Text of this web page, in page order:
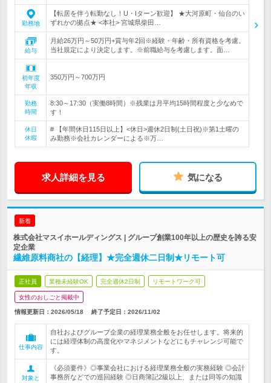
勤務地
【転居を伴う転勤なし！U・Iターン歓迎】 ★大河原町・仙台のい
ずれかの拠点★ <本社> 宮城県柴田…
給与
月給26万円～50万円+賞与年2回※経験・年齢・所有資格を考慮。
当社規定により決定します。※前職給与を考慮します。面…
初年度
年収
350万円～700万円
勤務
時間
8:30～17:30（実働8時間）※残業は月平均15時間程度と少なめで
す！
休日
休暇
# 【年間休日115日以上】<休日>週休2日制(土日祝)※第1土曜の
み勤務※会社カレンダーによる※万…
求人詳細を見る 気になる
新着
株式会社マスイホールディングス | グループ創業100年以上の歴史を誇る安
定企業
繊維原料商社の【経理】★完全週休二日制★リモート可
正社員 業種未経験OK 完全週休2日制 リモートワーク可
女性のおしごと掲載中
情報更新日：2026/05/18 終了予定日： 2026/11/02
仕事内容
自社およびグループ企業の経理業務全般をお任せします。将来的
には経理体制の高度化やマネジメントなどにもチャレンジ可能で
す。
対象と
《必須要件》◎事業会社における経理業務全般の実務経験 ◎会計
事務所などでの巡回経験 ◎日商簿記2級以上、または同等の知識